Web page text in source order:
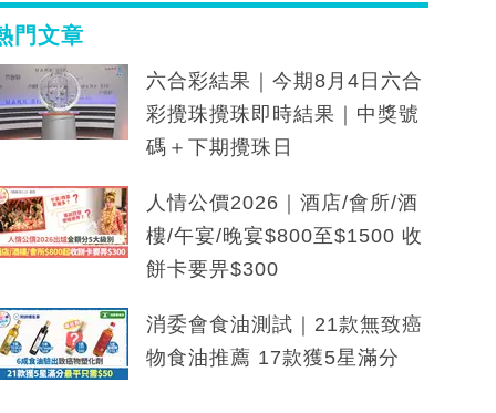
門文章
六合彩結果｜今期8月4日六合
彩攪珠攪珠即時結果｜中獎號
碼＋下期攪珠日
人情公價2026｜酒店/會所/酒
樓/午宴/晚宴$800至$1500 收
餅卡要畀$300
消委會食油測試｜21款無致癌
物食油推薦 17款獲5星滿分